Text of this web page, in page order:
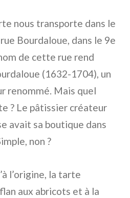
nous transporte dans le
Bourdaloue, dans le 9e
de cette rue rend
(1632-1704), un
renommé. Mais quel
? Le pâtissier créateur
avait sa boutique dans
non ?
l’origine, la tarte
aux abricots et à la